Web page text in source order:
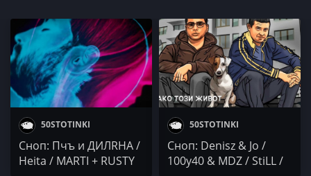
50STOTINKI
Сноп: Пчъ и ДИЛRНА /
Heita / MARTI + RUSTY
50STOTINKI
Сноп: Denisz & Jo /
100y40 & MDZ / StiLL /